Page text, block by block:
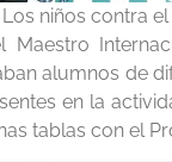
Los niños contra
alumnos de
en la
tablas con el